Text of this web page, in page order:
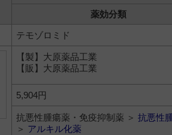
薬効分類
テモゾロミド
【製】大原薬品工業
【販】大原薬品工業
5,904円
抗悪性腫瘍薬・免疫抑制薬 ＞ 抗悪性
＞ アルキル化薬